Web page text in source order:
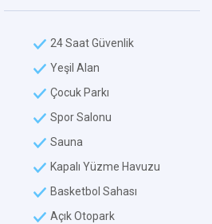
24 Saat Güvenlik
Yeşil Alan
Çocuk Parkı
Spor Salonu
Sauna
Kapalı Yüzme Havuzu
Basketbol Sahası
Açık Otopark